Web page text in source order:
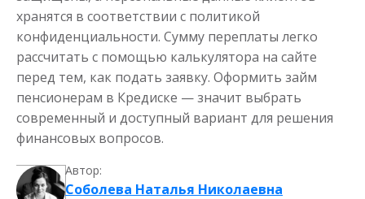
хранятся в соответствии с политикой
конфиденциальности. Сумму переплаты легко
рассчитать с помощью калькулятора на сайте
перед тем, как подать заявку. Оформить займ
пенсионерам в Кредиске — значит выбрать
современный и доступный вариант для решения
финансовых вопросов.
Автор:
Соболева Наталья Николаевна